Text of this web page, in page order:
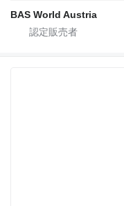
BAS World Austria